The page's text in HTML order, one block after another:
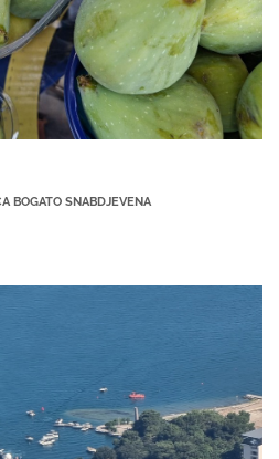
BOGATO SNABDJEVENA